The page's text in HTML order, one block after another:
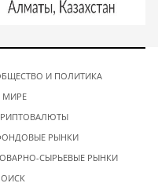
И ПОЛИТИКА
МИРЕ
РЫНКИ
СЫРЬЕВЫЕ РЫНКИ